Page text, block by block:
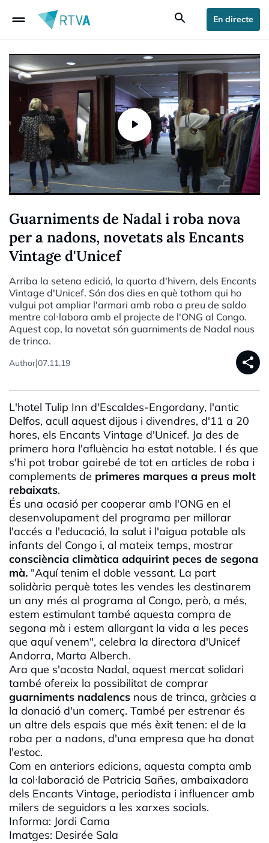
drag_handle search En directe
Guarniments de Nadal i roba nova
per a nadons, novetats als Encants
Vintage d'Unicef
Arriba la setena edició, la quarta d'hivern, dels Encants
Vintage d'Unicef. Són dos dies en què tothom qui ho
vulgui pot ampliar l'armari amb roba a preu de saldo
mentre col·labora amb el projecte de l'ONG al Congo.
Aquest cop, la novetat són guarniments de Nadal nous
de trinca.
Author|07.11.19 share
L'hotel Tulip Inn d'Escaldes-Engordany, l'antic
Delfos, acull aquest dijous i divendres, d'11 a 20
hores, els Encants Vintage d'Unicef. Ja des de
primera hora l'afluència ha estat notable. I és que
s'hi pot trobar gairebé de tot en articles de roba i
complements de primeres marques a preus molt
rebaixats.
És una ocasió per cooperar amb l'ONG en el
desenvolupament del programa per millorar
l'accés a l'educació, la salut i l'aigua potable als
infants del Congo i, al mateix temps, mostrar
consciència climàtica adquirint peces de segona
mà. "Aquí tenim el doble vessant. La part
solidària perquè totes les vendes les destinarem
un any més al programa al Congo, però, a més,
estem estimulant també aquesta compra de
segona mà i estem allargant la vida a les peces
que aquí venem", celebra la directora d'Unicef
Andorra, Marta Alberch.
Ara que s'acosta Nadal, aquest mercat solidari
també ofereix la possibilitat de comprar
guarniments nadalencs nous de trinca, gràcies a
la donació d'un comerç. També per estrenar és
un altre dels espais que més èxit tenen: el de la
roba per a nadons, d'una empresa que ha donat
l'estoc.
Com en anteriors edicions, aquesta compta amb
la col·laboració de Patricia Sañes, ambaixadora
dels Encants Vintage, periodista i influencer amb
milers de seguidors a les xarxes socials.
Informa: Jordi Cama
Imatges: Desirée Sala